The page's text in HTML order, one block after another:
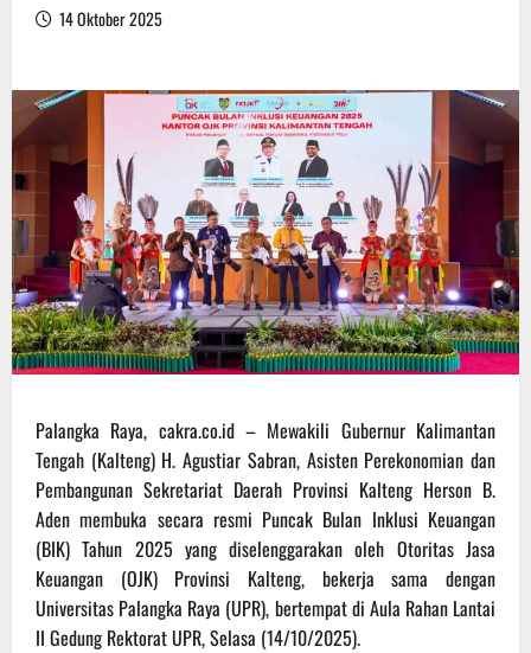
14 Oktober 2025
Palangka Raya, cakra.co.id – Mewakili Gubernur Kalimantan
Tengah (Kalteng) H. Agustiar Sabran, Asisten Perekonomian dan
Pembangunan Sekretariat Daerah Provinsi Kalteng Herson B.
Aden membuka secara resmi Puncak Bulan Inklusi Keuangan
(BIK) Tahun 2025 yang diselenggarakan oleh Otoritas Jasa
Keuangan (OJK) Provinsi Kalteng, bekerja sama dengan
Universitas Palangka Raya (UPR), bertempat di Aula Rahan Lantai
II Gedung Rektorat UPR, Selasa (14/10/2025).